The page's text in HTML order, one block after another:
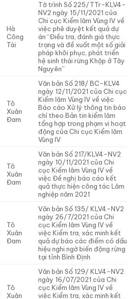
Hà
Công
Tài
Tờ trình Số 225/TTr-KLV4-
NV2 ngày 15/11/2021 của
Chi cục Kiểm lâm Vùng IV về
việc phê duyệt kết quả dự
án “Điều tra, đánh giá thực
trạng và đề xuất một số giải
pháp khôi phục, phát triển
hệ sinh thái rừng Khộp ở Tây
Nguyên”
Tô
Xuân
Đam
Văn bản Số 218/ BC-KLV4
ngày 12/11/2021 của Chi cục
Kiểm lâm Vùng IV về việc
Báo cáo Xử lý thông tin báo
chí theo Bản tin kiểm lâm
tổng hợp trong phạm vi hoạt
động của Chi cục Kiểm lâm
Vùng IV
Tô
Xuân
Đam
Văn bản Số 217/KLV4-NV2
ngày 10/11/2021 của Chi
cục Kiểm lâm Vùng IV về
việc Đề nghị báo cáo kết
quả thực hiện công tác Lâm
nghiệp năm 2021
Tô
Xuân
Đam
Văn bản Số 135/ KLV4-NV2
ngày 26/7/2021 của Chi
cục Kiểm lâm Vùng IV về
việc Kiểm tra, xác minh kết
quả dự báo các điểm có dấu
hiệu nghi ngờ biến động rừng
tại tỉnh Bình Định
Tô
Xuân
Văn bản Số 129/ KLV4-NV2
ngày 16/07/2021 của Chi
cục Kiểm lâm Vùng IV về
việc Kiểm tra, xác minh kết